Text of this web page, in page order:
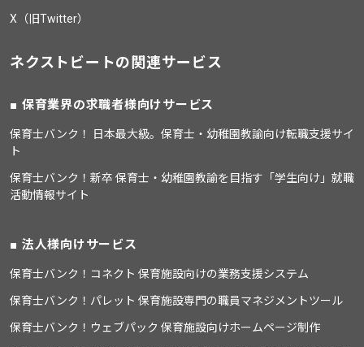
X（旧Twitter）
ネクストビートの関連サービス
保育業界の求職者様向けサービス
保育士バンク！ 日本最大級。保育士・幼稚園教諭向け転職支援サイ
ト
保育士バンク！新卒 保育士・幼稚園教諭を目指す「学生向け」就職
活動情報サイト
法人様向けサービス
保育士バンク！コネクト 保育施設向けの業務支援システム
保育士バンク！パレット 保育施設専門の職員マネジメントツール
保育士バンク！ウェブパック 保育施設向けホームページ制作